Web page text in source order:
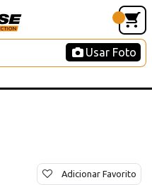
Usar Foto
Adicionar Favorito